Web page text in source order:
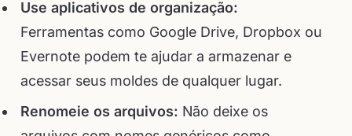
Use aplicativos de organização:
Ferramentas como Google Drive, Dropbox ou
Evernote podem te ajudar a armazenar e
acessar seus moldes de qualquer lugar.
Renomeie os arquivos: Não deixe os